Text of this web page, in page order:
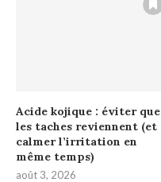
Acide kojique : éviter que
les taches reviennent (et
calmer l’irritation en
même temps)
août 3, 2026